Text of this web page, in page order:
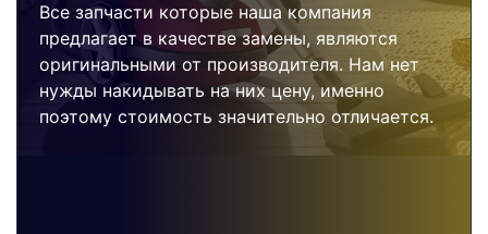
Все запчасти которые наша компания
предлагает в качестве замены, являются
оригинальными от производителя. Нам нет
нужды накидывать на них цену, именно
поэтому стоимость значительно отличается.